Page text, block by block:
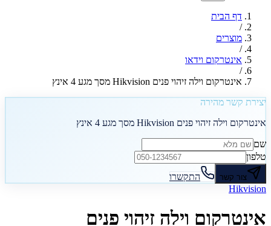
דף הבית
/
מוצרים
/
אינטרקום וידאו
/
אינטרקום וילה זיהוי פנים Hikvision מסך מגע 4 אינץ
יצירת קשר מהירה
אינטרקום וילה זיהוי פנים Hikvision מסך מגע 4 אינץ
שם
טלפון
צור קשר
התקשרו
Hikvision
אינטרקום וילה זיהוי פנים